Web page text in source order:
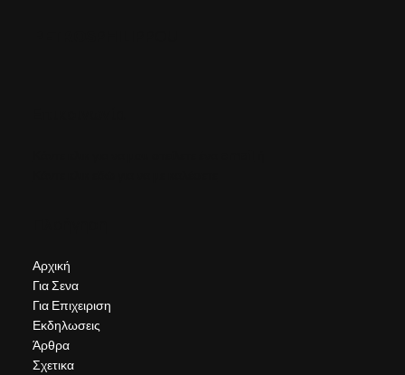
Αρχική
Για Σενα
Για Επιχειριση
Εκδηλωσεις
Άρθρα
Σχετικα